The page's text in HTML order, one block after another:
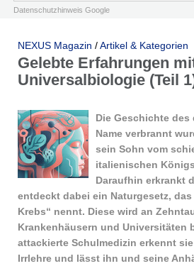
Datenschutzhinweis Google
NEXUS Magazin /Artikel & Kategorien
Gelebte Erfahrungen
Universalbiologie (Teil
Die Geschichte
Name verbrannt
sein Sohn vom
italienischen
Daraufhin erkrankt
entdeckt dabei ein Naturgesetz, das
Krebs“ nennt. Diese wird an
Krankenhäusern und Universitäten
attackierte Schulmedizin erkennt
Irrlehre und lässt ihn und seine